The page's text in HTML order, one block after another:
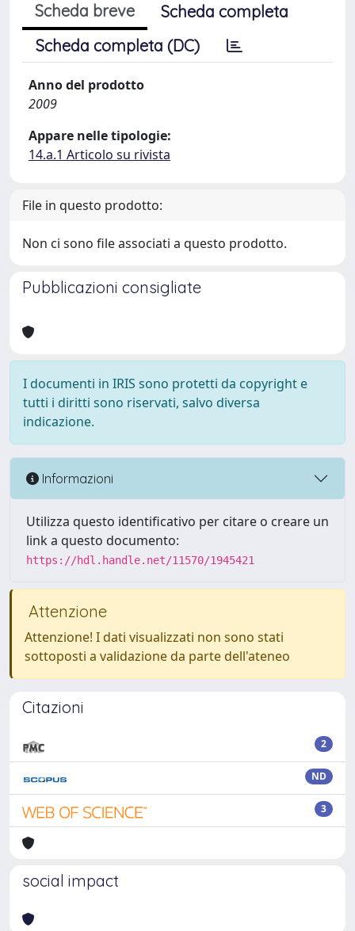
Scheda breve
Scheda completa
Scheda completa (DC)
Anno del prodotto
2009
Appare nelle tipologie:
14.a.1 Articolo su rivista
File in questo prodotto:
Non ci sono file associati a questo prodotto.
Pubblicazioni consigliate
I documenti in IRIS sono protetti da copyright e
tutti i diritti sono riservati, salvo diversa
indicazione.
Informazioni
Utilizza questo identificativo per citare o creare un
link a questo documento:
https://hdl.handle.net/11570/1945421
Attenzione
Attenzione! I dati visualizzati non sono stati
sottoposti a validazione da parte dell'ateneo
Citazioni
2
ND
3
social impact